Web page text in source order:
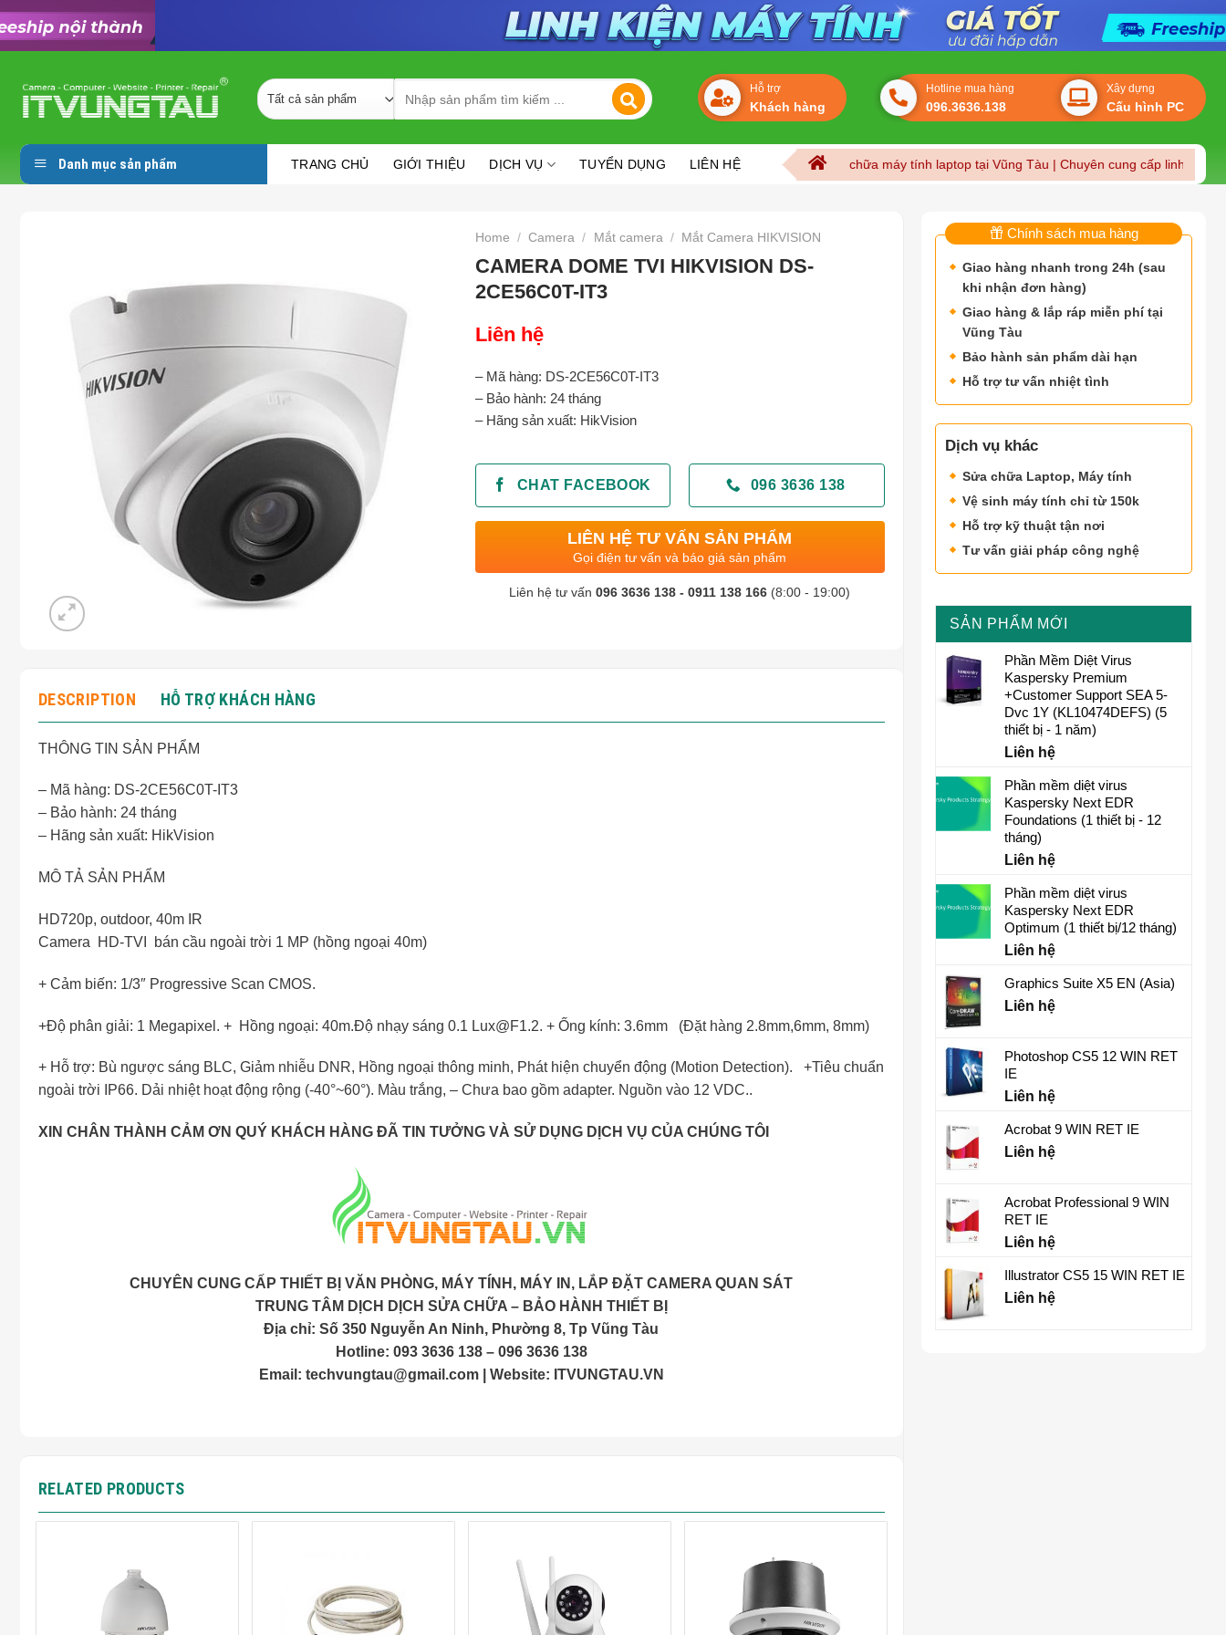
content
for:
Hỗ trợ
Khách hàng
Hotline mua hàng
096.3636.138
Xây dựng
Cấu hình PC
Danh mục sản phẩm TRANG CHỦ GIỚI THIỆU DỊCH VỤ TUYỂN DỤNG LIÊN HỆ
Chuyên thi công lắp đặt Camera tại Vũng Tàu | Chuyên sửa chữa máy tính laptop tại Vũng Tàu | Chuyên cung cấp linh kiện máy
Chính sách mua hàng
Giao hàng nhanh trong 24h (sau
khi nhận đơn hàng)
Giao hàng & lắp ráp miễn phí tại
Vũng Tàu
Bảo hành sản phẩm dài hạn
Hỗ trợ tư vấn nhiệt tình
Dịch vụ khác
Sửa chữa Laptop, Máy tính
Vệ sinh máy tính chỉ từ 150k
Hỗ trợ kỹ thuật tận nơi
Tư vấn giải pháp công nghệ
SẢN PHẨM MỚI
Phần Mềm Diệt Virus
Kaspersky Premium
+Customer Support SEA 5-
Dvc 1Y (KL10474DEFS) (5
thiết bị - 1 năm)
Liên hệ
Phần mềm diệt virus
Kaspersky Next EDR
Foundations (1 thiết bị - 12
tháng)
Liên hệ
Phần mềm diệt virus
Kaspersky Next EDR
Optimum (1 thiết bị/12 tháng)
Liên hệ
Graphics Suite X5 EN (Asia)
Liên hệ
Photoshop CS5 12 WIN RET
IE
Liên hệ
Acrobat 9 WIN RET IE
Liên hệ
Acrobat Professional 9 WIN
RET IE
Liên hệ
Illustrator CS5 15 WIN RET IE
Liên hệ
Home / Camera / Mắt camera / Mắt Camera HIKVISION
CAMERA DOME TVI HIKVISION DS-
2CE56C0T-IT3
Liên hệ
– Mã hàng: DS-2CE56C0T-IT3
– Bảo hành: 24 tháng
– Hãng sản xuất: HikVision
CHAT FACEBOOK 096 3636 138
Liên hệ tư vấn096 3636 138 - 0911 138 166 (8:00 - 19:00)
LIÊN HỆ TƯ VẤN SẢN PHẨM
Gọi điện tư vấn và báo giá sản phẩm
DESCRIPTION HỖ TRỢ KHÁCH HÀNG
THÔNG TIN SẢN PHẨM
– Mã hàng: DS-2CE56C0T-IT3
– Bảo hành: 24 tháng
– Hãng sản xuất: HikVision
MÔ TẢ SẢN PHẨM
HD720p, outdoor, 40m IR
Camera HD-TVI bán cầu ngoài trời 1 MP (hồng ngoại 40m)
+ Cảm biến: 1/3″ Progressive Scan CMOS.
+Độ phân giải: 1 Megapixel. + Hồng ngoại: 40m.Độ nhạy sáng 0.1 Lux@F1.2. + Ống kính: 3.6mm (Đặt hàng 2.8mm,6mm, 8mm)
+ Hỗ trợ: Bù ngược sáng BLC, Giảm nhiễu DNR, Hồng ngoại thông minh, Phát hiện chuyển động (Motion Detection). +Tiêu chuẩn
ngoài trời IP66. Dải nhiệt hoạt động rộng (-40°~60°). Màu trắng, – Chưa bao gồm adapter. Nguồn vào 12 VDC..
XIN CHÂN THÀNH CẢM ƠN QUÝ KHÁCH HÀNG ĐÃ TIN TƯỞNG VÀ SỬ DỤNG DỊCH VỤ CỦA CHÚNG TÔI
CHUYÊN CUNG CẤP THIẾT BỊ VĂN PHÒNG, MÁY TÍNH, MÁY IN, LẮP ĐẶT CAMERA QUAN SÁT
TRUNG TÂM DỊCH DỊCH SỬA CHỮA – BẢO HÀNH THIẾT BỊ
Địa chỉ: Số 350 Nguyễn An Ninh, Phường 8, Tp Vũng Tàu
Hotline: 093 3636 138 – 096 3636 138
Email: techvungtau@gmail.com| Website: ITVUNGTAU.VN
RELATED PRODUCTS